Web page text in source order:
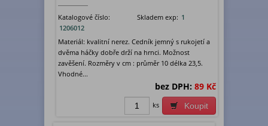
Katalogové číslo:
1206012
Skladem exp: 1
Materiál: kvalitní nerez. Cedník jemný s rukojetí a
dvěma háčky dobře drží na hrnci. Možnost
zavěšení. Rozměry v cm : průměr 10 délka 23,5.
Vhodné...
bez DPH: 89 Kč
Koupit
ks